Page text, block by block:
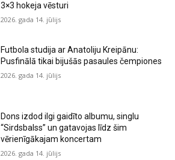
3×3 hokeja vēsturi
2026. gada 14. jūlijs
Futbola studija ar Anatoliju Kreipānu:
Pusfinālā tikai bijušās pasaules čempiones
2026. gada 14. jūlijs
Dons izdod ilgi gaidīto albumu, singlu
“Sirdsbalss” un gatavojas līdz šim
vērienīgākajam koncertam
2026. gada 14. jūlijs